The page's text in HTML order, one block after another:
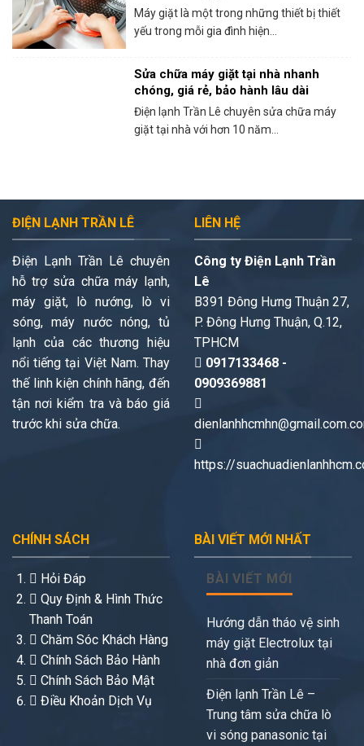
Máy giặt là một trong những thiết bị thiết
yếu trong mỗi gia đình hiện...
Sửa chữa máy giặt tại nhà nhanh
chóng, giá rẻ, bảo hành lâu dài
Điện lạnh Trần Lê chuyên sửa chữa máy
giặt tại nhà với hơn 10 năm...
ĐIỆN LẠNH TRẦN LÊ
Điện Lạnh Trần Lê chuyên
hỗ trợ sửa chữa máy lạnh,
máy giặt, lò nướng, lò vi
sóng, máy nước nóng, tủ
lạnh của các thương hiệu
nổi tiếng tại Việt Nam. Thay
thế linh kiện chính hãng, đến
tận nơi kiểm tra và báo giá
trước khi sửa chữa.
LIÊN HỆ
Công ty Điện Lạnh Trần
Lê
B391 Đông Hưng Thuận 27,
P. Đông Hưng Thuận, Q.12,
TPHCM
0917133468 -
0909369881
https://
CHÍNH SÁCH
Hỏi Đáp
Quy Định & Hình Thức
Thanh Toán
Chăm Sóc Khách Hàng
Chính Sách Bảo Hành
Chính Sách Bảo Mật
Điều Khoản Dịch Vụ
BÀI VIẾT MỚI NHẤT
BÀI VIẾT MỚI
Hướng dẫn tháo vệ sinh
máy giặt Electrolux tại
nhà đơn giản
Điện lạnh Trần Lê –
Trung tâm sửa chữa lò
vi sóng panasonic tại